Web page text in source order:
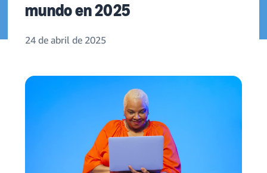
mundo en 2025
24 de abril de 2025